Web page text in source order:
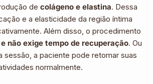
de colágeno e elastina. Dessa
e a elasticidade da região íntima
Além disso, o procedimento
não exige tempo de recuperação. Ou
sessão, a paciente pode retomar suas
normalmente.